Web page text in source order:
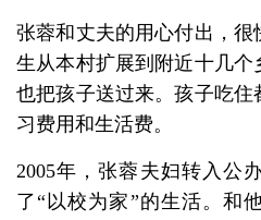
张蓉和丈夫的用心付出，
生从本村扩展到附近十几
也把孩子送过来。孩子吃
习费用和生活费。
2005年，张蓉夫妇转入公
了“以校为家”的生活。和